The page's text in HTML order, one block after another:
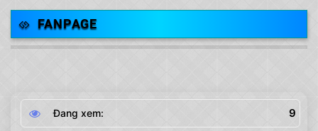
FANPAGE
Đang xem: 9